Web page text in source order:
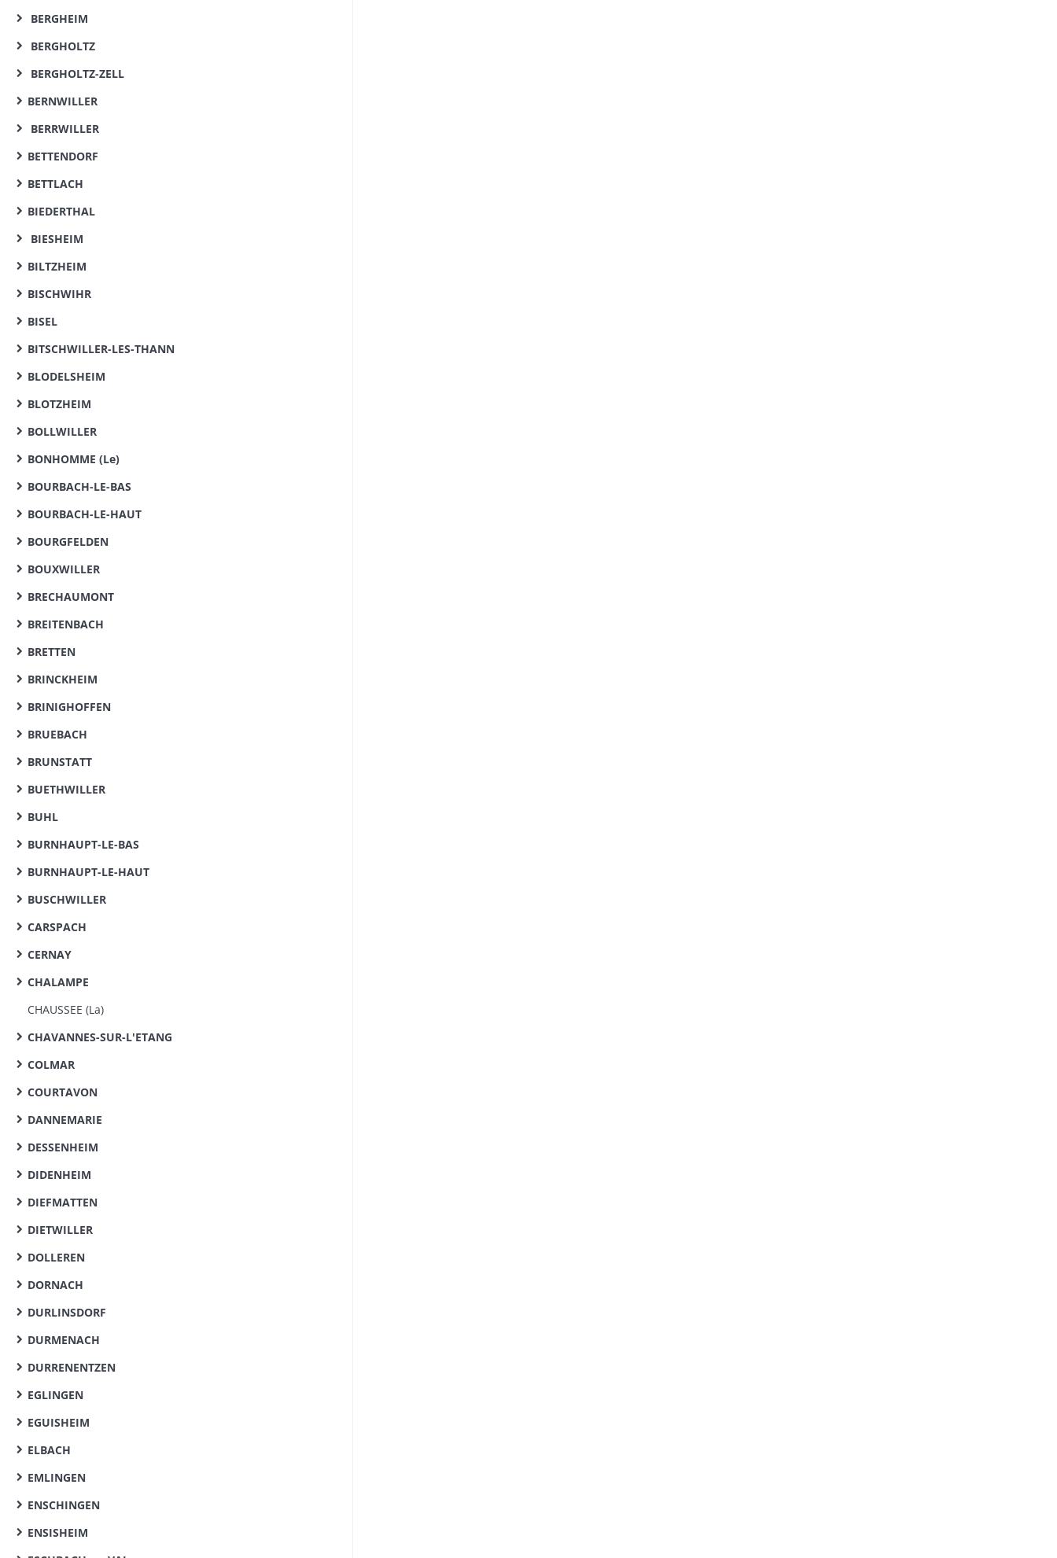
BERGHEIM
BERGHOLTZ
BERGHOLTZ-ZELL
BERNWILLER
BERRWILLER
BETTENDORF
BETTLACH
BIEDERTHAL
BIESHEIM
BILTZHEIM
BISCHWIHR
BISEL
BITSCHWILLER-LES-THANN
BLODELSHEIM
BLOTZHEIM
BOLLWILLER
BONHOMME (Le)
BOURBACH-LE-BAS
BOURBACH-LE-HAUT
BOURGFELDEN
BOUXWILLER
BRECHAUMONT
BREITENBACH
BRETTEN
BRINCKHEIM
BRINIGHOFFEN
BRUEBACH
BRUNSTATT
BUETHWILLER
BUHL
BURNHAUPT-LE-BAS
BURNHAUPT-LE-HAUT
BUSCHWILLER
CARSPACH
CERNAY
CHALAMPE
CHAUSSEE (La)
CHAVANNES-SUR-L'ETANG
COLMAR
COURTAVON
DANNEMARIE
DESSENHEIM
DIDENHEIM
DIEFMATTEN
DIETWILLER
DOLLEREN
DORNACH
DURLINSDORF
DURMENACH
DURRENENTZEN
EGLINGEN
EGUISHEIM
ELBACH
EMLINGEN
ENSCHINGEN
ENSISHEIM